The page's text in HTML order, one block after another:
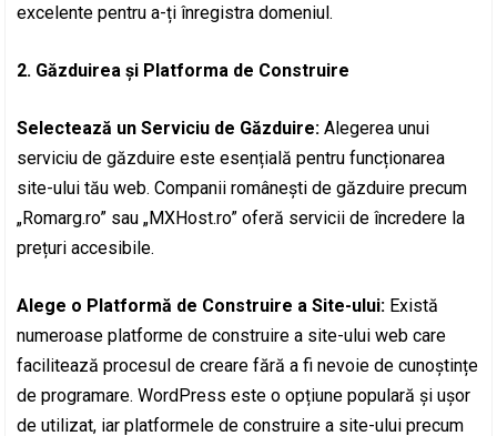
excelente pentru a-ți înregistra domeniul.
2. Găzduirea și Platforma de Construire
Selectează un Serviciu de Găzduire: Alegerea unui
serviciu de găzduire este esențială pentru funcționarea
site-ului tău web. Companii românești de găzduire precum
„Romarg.ro” sau „MXHost.ro” oferă servicii de încredere la
prețuri accesibile.
Alege o Platformă de Construire a Site-ului: Există
numeroase platforme de construire a site-ului web care
facilitează procesul de creare fără a fi nevoie de cunoștințe
de programare. WordPress este o opțiune populară și ușor
de utilizat, iar platformele de construire a site-ului precum